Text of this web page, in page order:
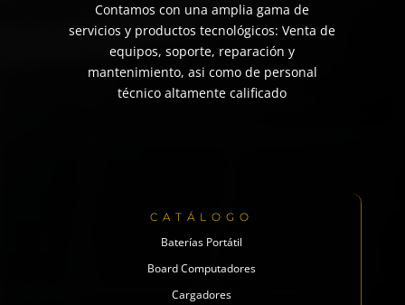
Contamos con una amplia gama de
servicios y productos tecnológicos: Venta de
equipos, soporte, reparación y
mantenimiento, asi como de personal
técnico altamente calificado
CATÁLOGO
Baterías Portátil
Board Computadores
Cargadores